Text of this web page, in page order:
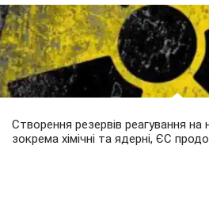
Створення резервів реагування на
зокрема хімічні та ядерні, ЄС